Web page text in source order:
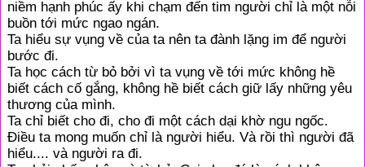
niềm hạnh phúc ấy khi chạm đến tim người chỉ là một nỗi
buồn tới mức ngao ngán.
Ta hiểu sự vụng về của ta nên ta đành lặng im để người
bước đi.
Ta học cách từ bỏ bởi vì ta vụng về tới mức không hề
biết cách cố gắng, không hề biết cách giữ lấy những yêu
thương của mình.
Ta chỉ biết cho đi, cho đi một cách dại khờ ngu ngốc.
Điều ta mong muốn chỉ là người hiểu. Và rồi thì người đã
hiểu.... và người ra đi.